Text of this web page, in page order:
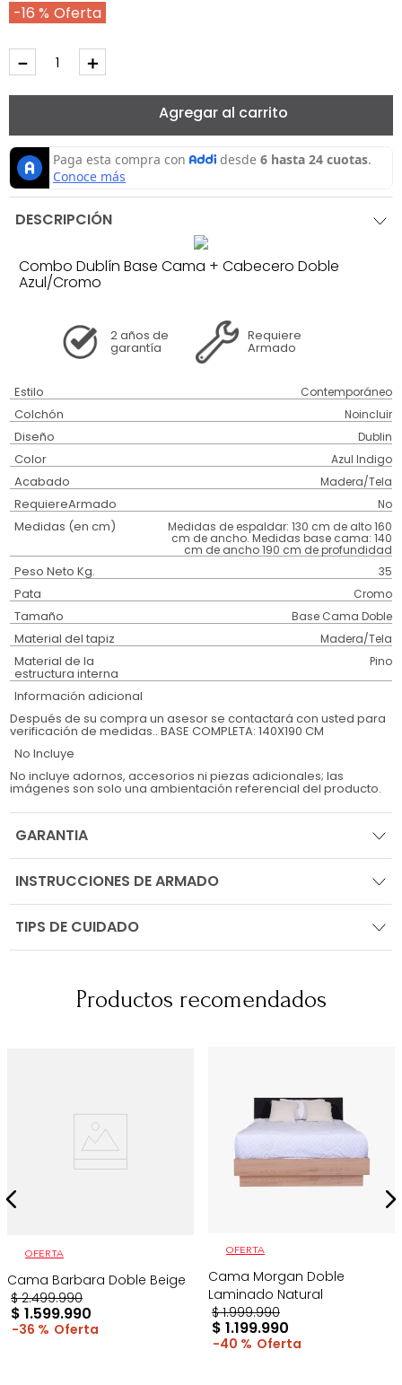
16 %
＋
－
Agregar al carrito
DESCRIPCIÓN
Combo Dublín Base Cama + Cabecero Doble
Azul/Cromo
2 años de
garantía
Requiere
Armado
Estilo Contemporáneo
Colchón Noincluir
Diseño Dublin
Color Azul Indigo
Acabado Madera/Tela
RequiereArmado No
Medidas (en cm) Medidas de espaldar: 130 cm de alto 160
cm de ancho. Medidas base cama: 140
cm de ancho 190 cm de profundidad
Peso Neto Kg. 35
Pata Cromo
Tamaño Base Cama Doble
Material del tapiz Madera/Tela
Material de la
estructura interna
Pino
Información adicional
Después de su compra un asesor se contactará con usted para
verificación de medidas.. BASE COMPLETA: 140X190 CM
No Incluye
No incluye adornos, accesorios ni piezas adicionales; las
imágenes son solo una ambientación referencial del producto.
GARANTIA
INSTRUCCIONES DE ARMADO
TIPS DE CUIDADO
Productos recomendados
OFERTA
Cama Barbara Doble Beige
$ 2.499.990
$ 1.599.990
36 %
OFERTA
Cama Morgan Doble
Laminado Natural
$ 1.999.990
$ 1.199.990
40 %